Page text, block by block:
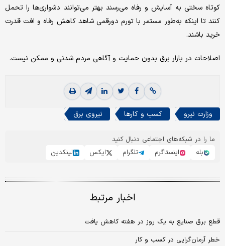
کوتاه سختی به آسایش و رفاه می‌رسند بهتر می‌توانند دشواری‌‌‌ها را تحمل
کنند تا اینکه به‌طور مستمر با تورم دورقمی شاهد کاهش رفاه و افت قدرت
خرید باشند.
اصلاحات در بازار برق بدون حمایت و آگاهی مردم شدنی و ممکن نیست.
وزارت نیرو کسب و کارها نیروی برق
ما را در شبکه‌های اجتماعی دنبال کنید
بله
اینستاگرم تلگرام ایکس لینکدین
اخبار مرتبط
قطع برق صنایع به یک روز در هفته کاهش یافت
خطر آرمان‌‌‌گرایی در کسب و کار